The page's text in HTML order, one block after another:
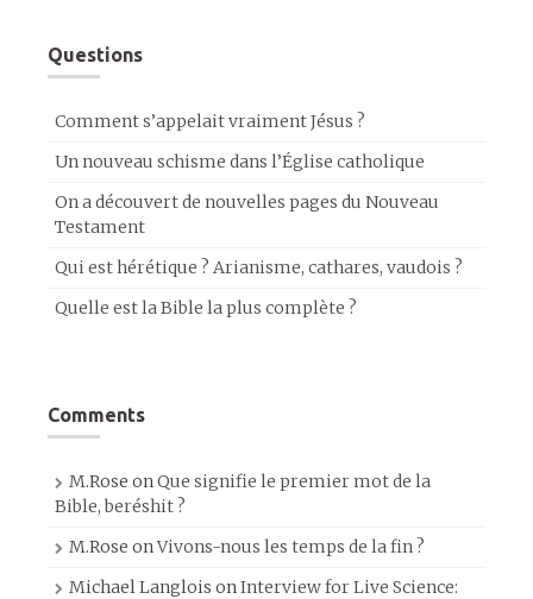
Questions
Comment s’appelait vraiment Jésus ?
Un nouveau schisme dans l’Église catholique
On a découvert de nouvelles pages du Nouveau
Testament
Qui est hérétique ? Arianisme, cathares, vaudois ?
Quelle est la Bible la plus complète ?
Comments
M.Rose onQue signifie le premier mot de la
Bible, beréshit ?
M.Rose onVivons-nous les temps de la fin ?
Michael Langlois onInterview for Live Science: